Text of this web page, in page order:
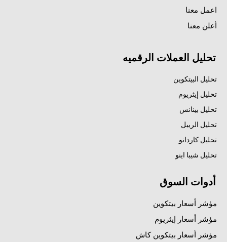
اعمل معنا
أعلن معنا
تحليل العملات الرقميه
تحليل البيتكوين
تحليل إيثريوم
تحليل بينانس
تحليل الريبل
تحليل كاردانو
تحليل شيبا اينو
أدوات السوق
مؤشر أسعار بيتكوين
مؤشر أسعار إيثريوم
مؤشر أسعار بيتكوين كاش